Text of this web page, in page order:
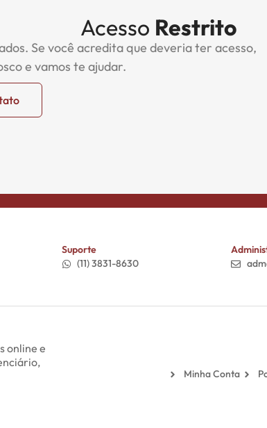
Acesso Restrito
Se você acredita que deveria ter acesso,
e vamos te ajudar.
Suporte
(11) 3831-8630
online e
Minha Conta